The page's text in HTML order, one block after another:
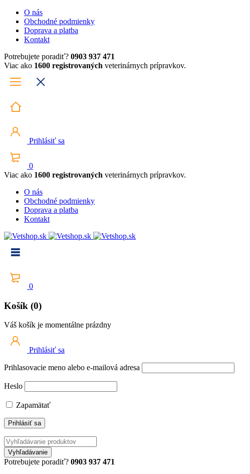
O nás
Obchodné podmienky
Doprava a platba
Kontakt
Potrebujete poradiť? 0903 937 471
Viac ako 1600 registrovaných veterinárnych prípravkov.
Prihlásiť sa
0
Viac ako 1600 registrovaných veterinárnych prípravkov.
O nás
Obchodné podmienky
Doprava a platba
Kontakt
0
Košík (0)
Váš košík je momentálne prázdny
Prihlásiť sa
Prihlasovacie meno alebo e-mailová adresa
Heslo
Zapamätať
Potrebujete poradiť? 0903 937 471